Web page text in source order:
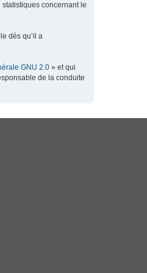
concernant le
dès qu’il a
GNU 2.0 » et qui
de la conduite